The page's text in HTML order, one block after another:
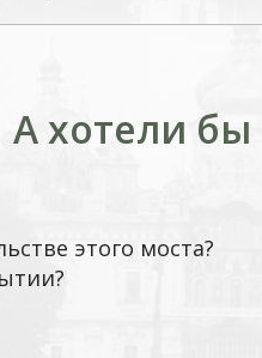
А хотели бы
этого моста?